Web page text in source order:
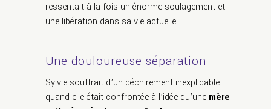
ressentait à la fois un énorme soulagement et
une libération dans sa vie actuelle.
Une douloureuse séparation
Sylvie souffrait d’un déchirement inexplicable
quand elle était confrontée à l’idée qu’une mère